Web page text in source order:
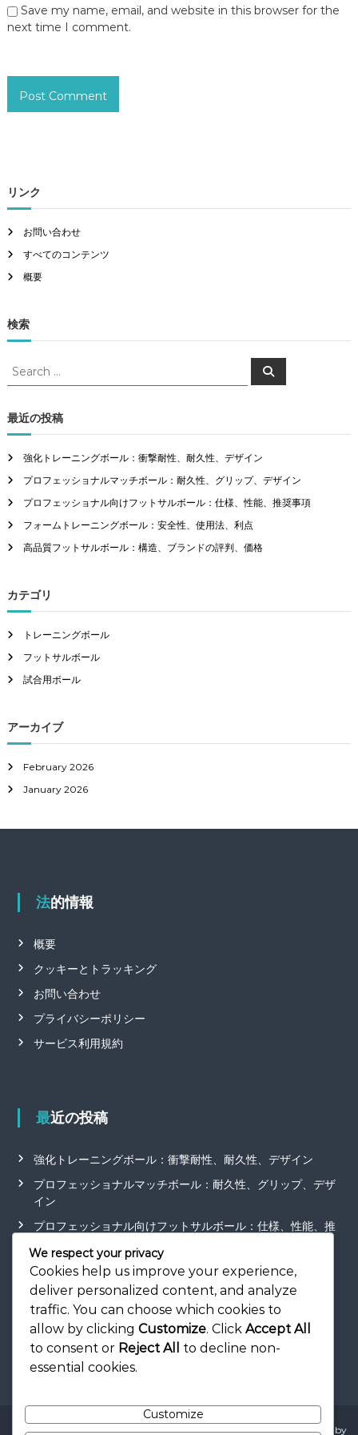
Save my name, email, and website in this browser for the
next time I comment.
リンク
お問い合わせ
すべてのコンテンツ
概要
検索
S
r
c
f
o
r
S
最近の投稿
強化トレーニングボール：衝撃耐性、耐久性、デザイン
プロフェッショナルマッチボール：耐久性、グリップ、デザイン
プロフェッショナル向けフットサルボール：仕様、性能、推奨事項
フォームトレーニングボール：安全性、使用法、利点
高品質フットサルボール：構造、ブランドの評判、価格
カテゴリ
トレーニングボール
フットサルボール
試合用ボール
アーカイブ
February 2026
January 2026
法的情報
概要
クッキーとトラッキング
お問い合わせ
プライバシーポリシー
サービス利用規約
最近の投稿
強化トレーニングボール：衝撃耐性、耐久性、デザイン
プロフェッショナルマッチボール：耐久性、グリップ、デザ
イン
プロフェッショナル向けフットサルボール：仕様、性能、推
フォームトレーニングボール：安全性、使用法、利点
高品質フットサルボール：構造、ブランドの評判、価格
Copyright © 2026myeclipseide.jpAll rights reserved. Theme:Flash by
We respect your privacy
Cookies help us improve your experience,
deliver personalized content, and analyze
traffic. You can choose which cookies to
allow by clicking Customize. Click Accept All
to consent or Reject All
to decline non-
essential cookies.
Customize